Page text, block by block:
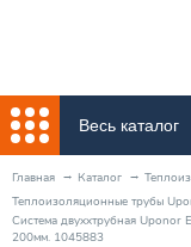
Весь каталог
Главная Каталог
Теплоизоляционные трубы
Система двуххтрубная
200мм. 1045883